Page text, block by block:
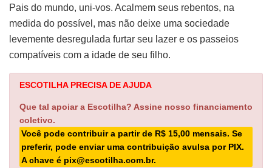
Pais do mundo, uni-vos. Acalmem seus rebentos, na
medida do possível, mas não deixe uma sociedade
levemente desregulada furtar seu lazer e os passeios
compatíveis com a idade de seu filho.
ESCOTILHA PRECISA DE AJUDA
Que tal apoiar a Escotilha? Assine nosso financiamento
coletivo.
Você pode contribuir a partir de R$ 15,00 mensais. Se
preferir, pode enviar uma contribuição avulsa por PIX.
A chave é pix@escotilha.com.br.